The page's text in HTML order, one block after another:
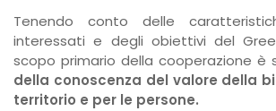
Tenendo conto delle
interessati e degli obiettivi del
scopo primario della cooperazione è
della conoscenza del valore della
territorio e per le persone.